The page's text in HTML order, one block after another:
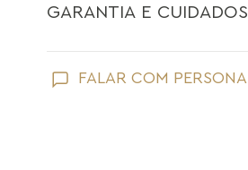
GARANTIA E CUIDADOS
Como toda joia, sua peça Maria
FALAR COM